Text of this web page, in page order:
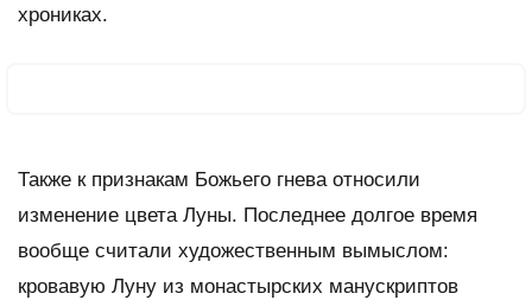
хрониках.
Также к признакам Божьего гнева относили
изменение цвета Луны. Последнее долгое время
вообще считали художественным вымыслом:
кровавую Луну из монастырских манускриптов